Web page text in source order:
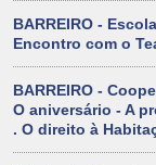
BARREIRO -
Encontro com o
BARREIRO -
O aniversário - A
. O direito à